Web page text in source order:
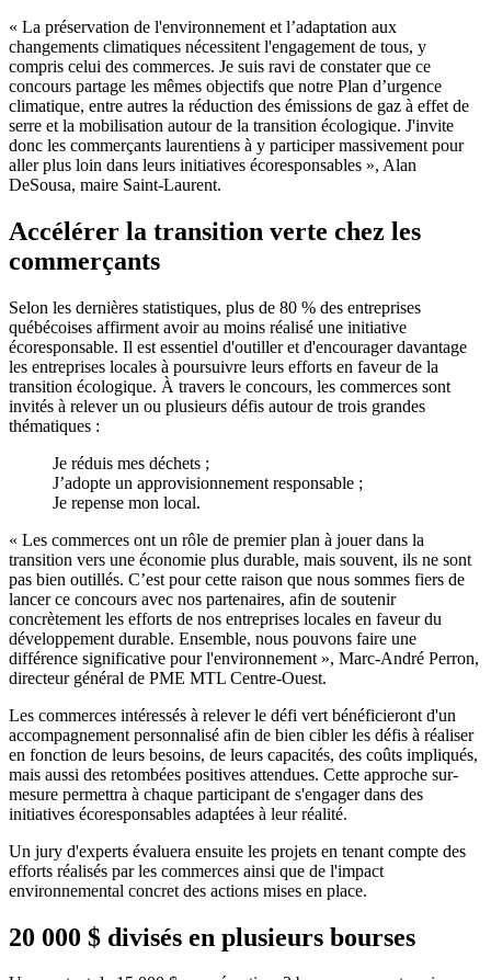
« La préservation de l'environnement et l’adaptation aux
changements climatiques nécessitent l'engagement de tous, y
compris celui des commerces. Je suis ravi de constater que ce
concours partage les mêmes objectifs que notre Plan d’urgence
climatique, entre autres la réduction des émissions de gaz à effet de
serre et la mobilisation autour de la transition écologique. J'invite
donc les commerçants laurentiens à y participer massivement pour
aller plus loin dans leurs initiatives écoresponsables », Alan
DeSousa, maire Saint-Laurent.
Accélérer la transition verte chez les
commerçants
Selon les dernières statistiques, plus de 80 % des entreprises
québécoises affirment avoir au moins réalisé une initiative
écoresponsable. Il est essentiel d'outiller et d'encourager davantage
les entreprises locales à poursuivre leurs efforts en faveur de la
transition écologique. À travers le concours, les commerces sont
invités à relever un ou plusieurs défis autour de trois grandes
thématiques :
Je réduis mes déchets ;
J’adopte un approvisionnement responsable ;
Je repense mon local.
« Les commerces ont un rôle de premier plan à jouer dans la
transition vers une économie plus durable, mais souvent, ils ne sont
pas bien outillés. C’est pour cette raison que nous sommes fiers de
lancer ce concours avec nos partenaires, afin de soutenir
concrètement les efforts de nos entreprises locales en faveur du
développement durable. Ensemble, nous pouvons faire une
différence significative pour l'environnement », Marc-André Perron,
directeur général de PME MTL Centre-Ouest.
Les commerces intéressés à relever le défi vert bénéficieront d'un
accompagnement personnalisé afin de bien cibler les défis à réaliser
en fonction de leurs besoins, de leurs capacités, des coûts impliqués,
mais aussi des retombées positives attendues. Cette approche sur-
mesure permettra à chaque participant de s'engager dans des
initiatives écoresponsables adaptées à leur réalité.
Un jury d'experts évaluera ensuite les projets en tenant compte des
efforts réalisés par les commerces ainsi que de l'impact
environnemental concret des actions mises en place.
20 000 $ divisés en plusieurs bourses